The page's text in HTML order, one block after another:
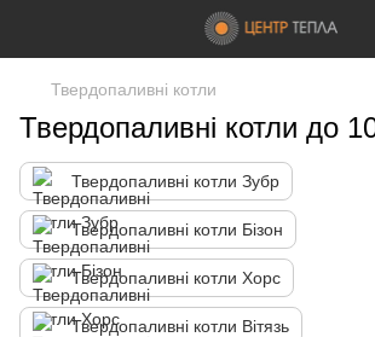
Твердопаливні котли
Твердопаливні котли до
Твердопаливні котли Зубр
Твердопаливні котли Бізон
Твердопаливні котли Хорс
Твердопаливні котли Вітязь